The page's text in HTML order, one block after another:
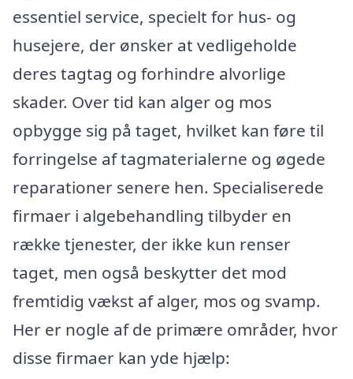
essentiel service, specielt for hus- og
husejere, der ønsker at vedligeholde
deres tagtag og forhindre alvorlige
skader. Over tid kan alger og mos
opbygge sig på taget, hvilket kan føre til
forringelse af tagmaterialerne og øgede
reparationer senere hen. Specialiserede
firmaer i algebehandling tilbyder en
række tjenester, der ikke kun renser
taget, men også beskytter det mod
fremtidig vækst af alger, mos og svamp.
Her er nogle af de primære områder, hvor
disse firmaer kan yde hjælp: